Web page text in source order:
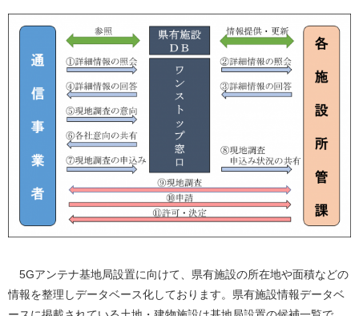
5Gアンテナ基地局設置に向けて、県有施設の所在地や面積などの
情報を整理しデータベース化しております。県有施設情報データベ